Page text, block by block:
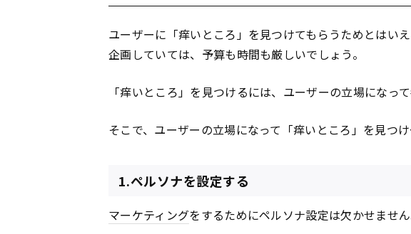
ユーザーに「痒いところ」を見つけてもらうためとはい
企画していては、予算も時間も厳しいでしょう。
「痒いところ」を見つけるには、ユーザーの立場になっ
そこで、ユーザーの立場になって「痒いところ」を見つ
1.ペルソナを設定する
マーケティングをするためにペルソナ設定は欠かせません